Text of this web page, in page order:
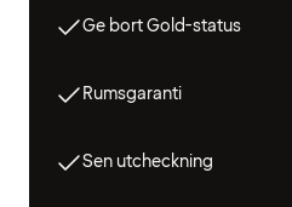
Ge bort Gold-status
Rumsgaranti
Sen utcheckning